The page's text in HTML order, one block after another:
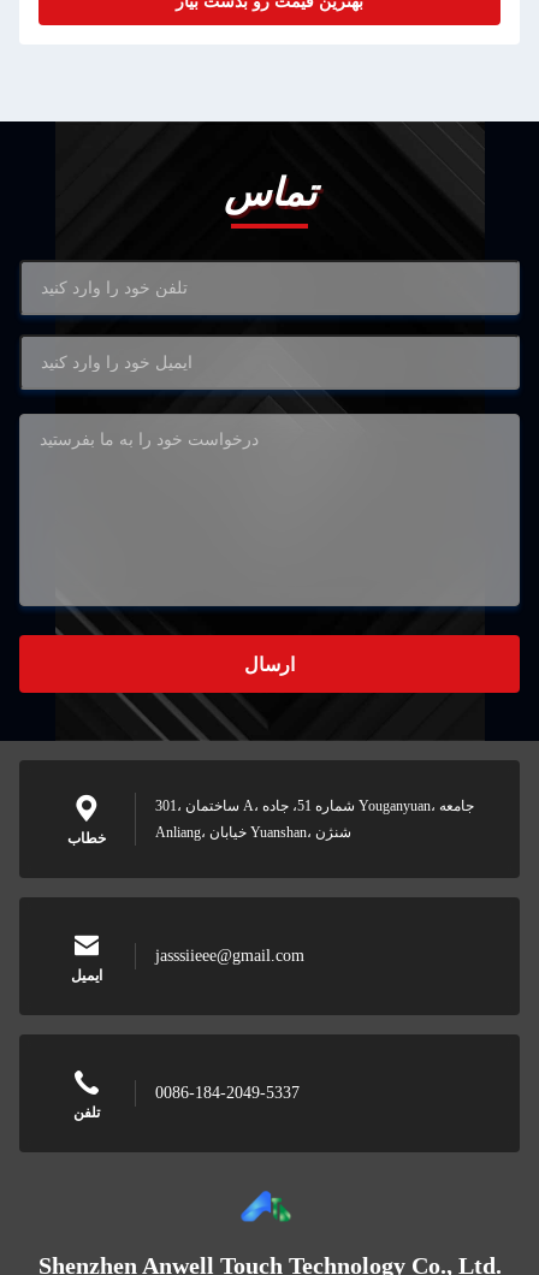
تماس
ارسال
خطاب
301، ساختمان A، شماره 51، جاده Youganyuan، جامعه
Anliang، خیابان Yuanshan، شنژن
ایمیل
jasssiieee@gmail.com
تلفن
0086-184-2049-5337
Shenzhen Anwell Touch Technology Co., Ltd.